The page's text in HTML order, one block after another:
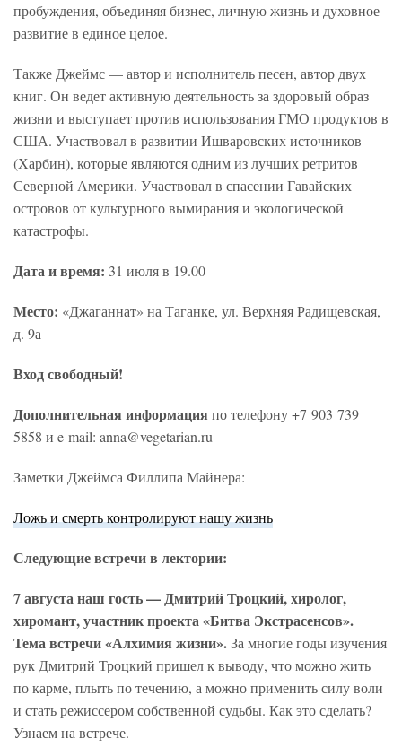
пробуждения, объединяя бизнес, личную жизнь и духовное
развитие в единое целое.
Также Джеймс — автор и исполнитель песен, автор двух
книг. Он ведет активную деятельность за здоровый образ
жизни и выступает против использования ГМО продуктов в
США. Участвовал в развитии Ишваровских источников
(Харбин), которые являются одним из лучших ретритов
Северной Америки. Участвовал в спасении Гавайских
островов от культурного вымирания и экологической
катастрофы.
Дата и время: 31 июля в 19.00
Место: «Джаганнат» на Таганке, ул. Верхняя Радищевская,
д. 9а
Вход свободный!
Дополнительная информация по телефону +7 903 739
5858 и e-mail: anna@vegetarian.ru
Заметки Джеймса Филлипа Майнера:
Ложь и смерть контролируют нашу жизнь
Следующие встречи в лектории:
7 августа наш гость — Дмитрий Троцкий, хиролог,
хиромант, участник проекта «Битва Экстрасенсов».
Тема встречи «Алхимия жизни».За многие годы изучения
рук Дмитрий Троцкий пришел к выводу, что можно жить
по карме, плыть по течению, а можно применить силу воли
и стать режиссером собственной судьбы. Как это сделать?
Узнаем на встрече.